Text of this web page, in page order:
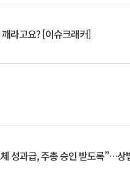
라고요? [이슈크래커]
성과급, 주총 승인 받도록”…상